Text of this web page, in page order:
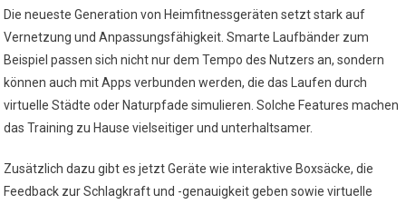
Die neueste Generation von Heimfitnessgeräten setzt stark auf
Vernetzung und Anpassungsfähigkeit. Smarte Laufbänder zum
Beispiel passen sich nicht nur dem Tempo des Nutzers an, sondern
können auch mit Apps verbunden werden, die das Laufen durch
virtuelle Städte oder Naturpfade simulieren. Solche Features machen
das Training zu Hause vielseitiger und unterhaltsamer.
Zusätzlich dazu gibt es jetzt Geräte wie interaktive Boxsäcke, die
Feedback zur Schlagkraft und -genauigkeit geben sowie virtuelle